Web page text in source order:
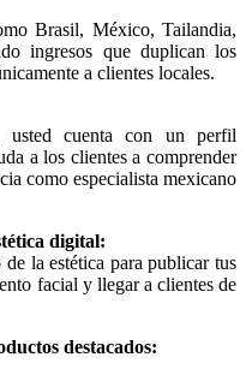
Brasil, México, Tailandia,
ingresos que duplican los
a clientes locales.
cuenta con un perfil
a los clientes a comprender
como especialista mexicano
digital:
la estética para publicar tus
facial y llegar a clientes de
destacados: